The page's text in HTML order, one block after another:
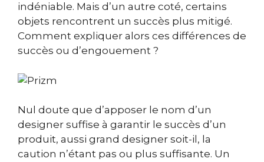
indéniable. Mais d’un autre coté, certains
objets rencontrent un succès plus mitigé.
Comment expliquer alors ces différences de
succès ou d’engouement ?
Nul doute que d’apposer le nom d’un
designer suffise à garantir le succès d’un
produit, aussi grand designer soit-il, la
caution n’étant pas ou plus suffisante. Un